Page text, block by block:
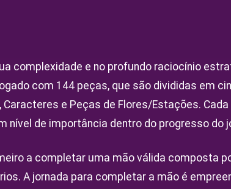
complexidade e no profundo raciocínio
com 144 peças, que são divididas em
Caracteres e Peças de Flores/Estações.
nível de importância dentro do progresso do
a completar uma mão válida composta
A jornada para completar a mão é